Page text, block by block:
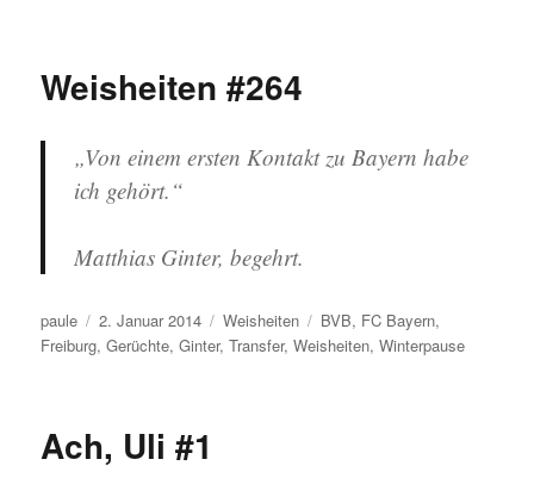
Weisheiten #264
„Von einem ersten Kontakt zu Bayern habe
ich gehört.“
Matthias Ginter, begehrt.
Autor
paule
Veröffentlicht
am
2. Januar 2014 Kategorien
Weisheiten Schlagwörter
BVB, FC Bayern,
Freiburg,Gerüchte,Ginter,Transfer,Weisheiten,Winterpause
Ach, Uli #1